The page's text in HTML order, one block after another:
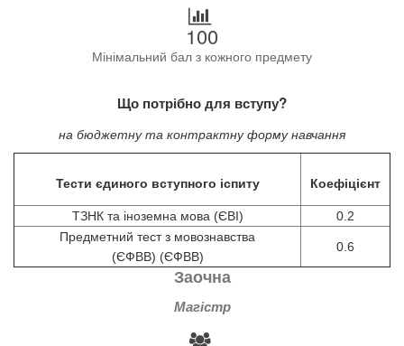
100
Мінімальний бал з кожного предмету
Що потрібно для вступу?
на бюджетну та контрактну форму навчання
Тести єдиного вступного іспиту Коефіцієнт
ТЗНК та іноземна мова (ЄВІ)
0.2
Предметний тест з мовознавства
(ЄФВВ) (ЄФВВ)
0.6
Заочна
Магістр